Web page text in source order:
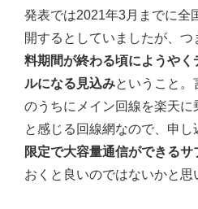
発表では2021年3月までに全
開するとしていましたが、
料期間が終わる頃にようや
ルになる見込みということ。
のうちにメイン回線を楽天
と感じる回線網なので、申し
限定で大容量通信ができるサ
おくと良いのではないかと思